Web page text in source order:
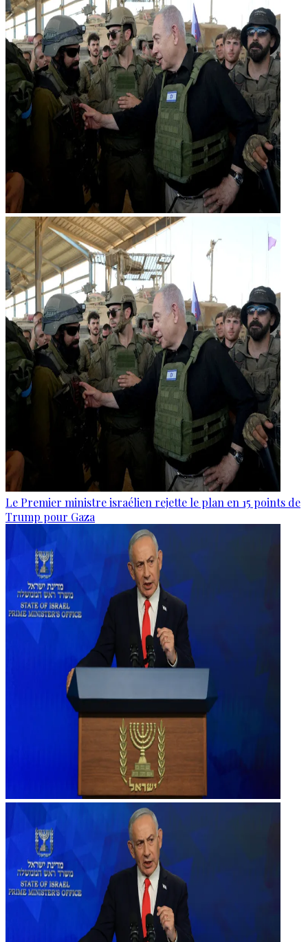
Le Premier ministre israélien rejette le plan en 15 points de
Trump pour Gaza